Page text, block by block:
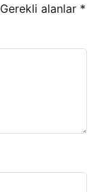
Gerekli alanlar *